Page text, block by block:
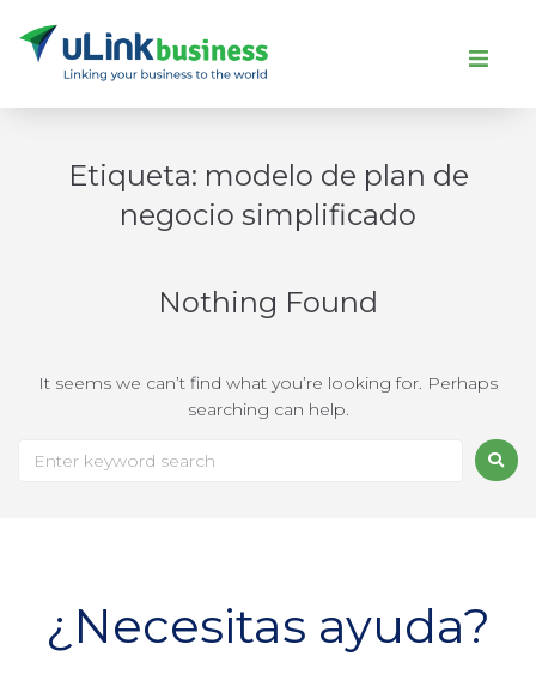
Etiqueta: modelo de plan de
negocio simplificado
Nothing Found
It seems we can’t find what you’re looking for. Perhaps
searching can help.
¿Necesitas ayuda?